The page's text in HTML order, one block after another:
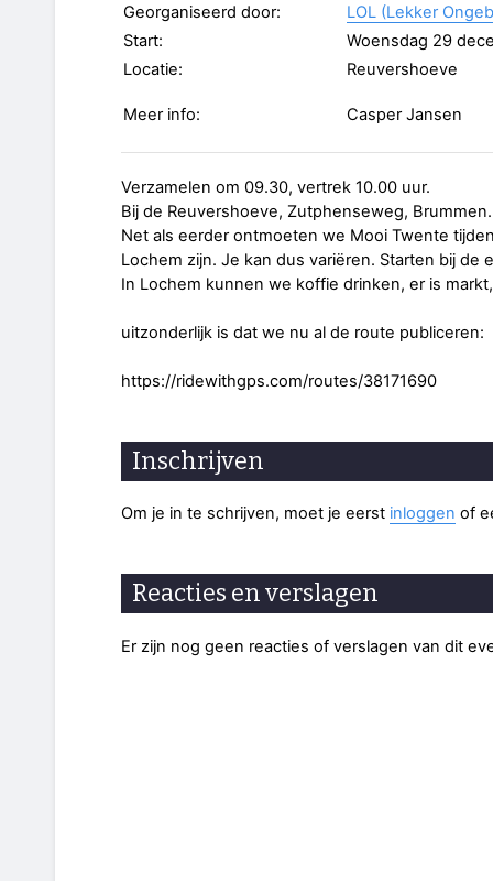
Georganiseerd door:
LOL (Lekker
Start:
Woensdag 29
Locatie:
Reuvershoeve
Meer info: Casper Jansen
Verzamelen om 09.30, vertrek 10.00 uur.
Bij de Reuvershoeve, Zutphenseweg,
Net als eerder ontmoeten we Mooi Twente
Lochem zijn. Je kan dus variëren. Starten bij de
In Lochem kunnen we koffie drinken, er is
uitzonderlijk is dat we nu al de route publiceren:
https://ridewithgps.com/routes/38171690
Inschrijven
Om je in te schrijven, moet je eerst inloggen of
Reacties en verslagen
Er zijn nog geen reacties of verslagen van dit